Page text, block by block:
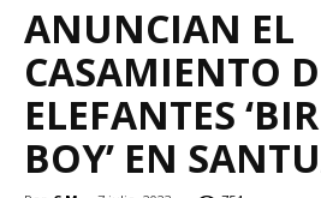
ANUNCIAN EL
CASAMIENTO
ELEFANTES
BOY’ EN